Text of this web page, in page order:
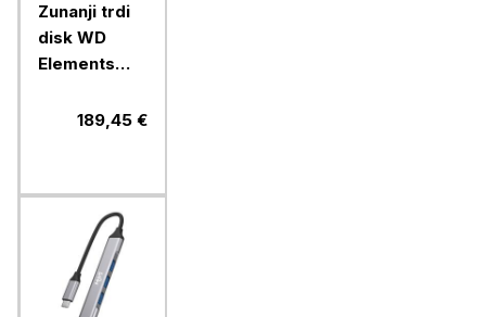
Zunanji trdi
disk WD
Elements
5TB, USB3,.2
WESN
189,45 €